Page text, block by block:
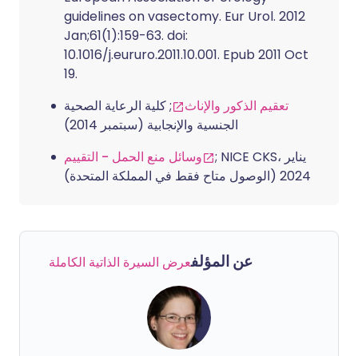
guidelines on vasectomy. Eur Urol. 2012
Jan;61(1):159-63. doi:
10.1016/j.eururo.2011.10.001. Epub 2011 Oct
19.
تعقيم الذكور والإناث
; كلية الرعاية الصحية
الجنسية والإنجابية (سبتمبر 2014)
وسائل منع الحمل - التقييم
; NICE CKS، يناير
2024 (الوصول متاح فقط في المملكة المتحدة)
عن المؤلفعرض السيرة الذاتية الكاملة